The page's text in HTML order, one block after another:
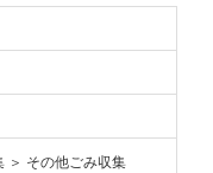
＞ その他ごみ収集